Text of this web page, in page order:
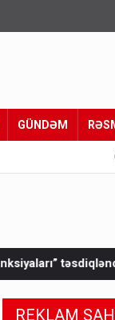
GÜNDƏM
Yeni hərbi
REKLAM